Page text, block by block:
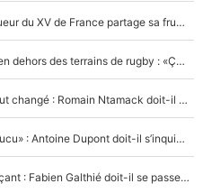
Mis de côté par Fabien Galthié, un joueur du XV de France partage sa frustration : «ils ne me l’ont pas dit tout de suite»
La raison d'être de Matthieu Jalibert en dehors des terrains de rugby : «Ça m'atteint autant que si tu touches à un membre de ma famille»
XV de France - Matthieu Jalibert a tout changé : Romain Ntamack doit-il s’inquiéter pour sa place à un an de la Coupe du monde ?
«Le XV de France est meilleur avec Lucu» : Antoine Dupont doit-il s’inquiéter pour sa place ?
Le XV de France a trouvé son remplaçant : Fabien Galthié doit-il se passer d'Antoine Dupont ?